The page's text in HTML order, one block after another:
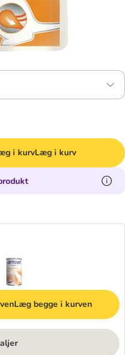
i kurvLæg i kurv
Læg begge i kurven